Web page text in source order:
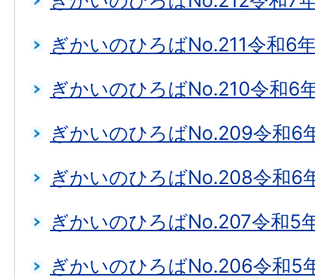
ぎかいのひろばNo.211令和6
ぎかいのひろばNo.210令和6
ぎかいのひろばNo.209令和6
ぎかいのひろばNo.208令和6
ぎかいのひろばNo.207令和5
ぎかいのひろばNo.206令和5